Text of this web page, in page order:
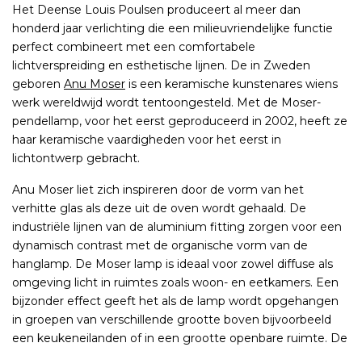
Het Deense Louis Poulsen produceert al meer dan
honderd jaar verlichting die een milieuvriendelijke functie
perfect combineert met een comfortabele
lichtverspreiding en esthetische lijnen. De in Zweden
geboren Anu Moser is een keramische kunstenares wiens
werk wereldwijd wordt tentoongesteld. Met de Moser-
pendellamp, voor het eerst geproduceerd in 2002, heeft ze
haar keramische vaardigheden voor het eerst in
lichtontwerp gebracht.
Anu Moser liet zich inspireren door de vorm van het
verhitte glas als deze uit de oven wordt gehaald. De
industriële lijnen van de aluminium fitting zorgen voor een
dynamisch contrast met de organische vorm van de
hanglamp. De Moser lamp is ideaal voor zowel diffuse als
omgeving licht in ruimtes zoals woon- en eetkamers. Een
bijzonder effect geeft het als de lamp wordt opgehangen
in groepen van verschillende grootte boven bijvoorbeeld
een keukeneilanden of in een grootte openbare ruimte. De